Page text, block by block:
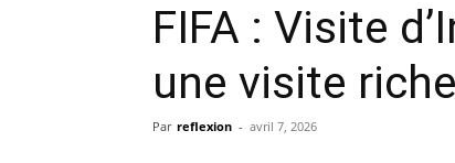
FIFA : Visite
une visite
Par reflexion - avril 7, 2026